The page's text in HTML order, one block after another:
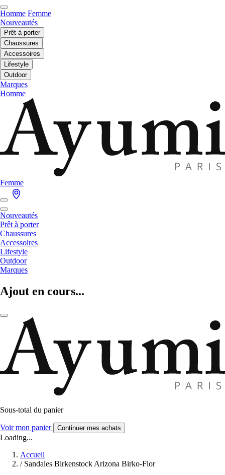
Homme Femme
Nouveautés
Prêt à porter
Chaussures
Accessoires
Lifestyle
Outdoor
Marques
Homme
Femme
Nouveautés
Prêt à porter
Chaussures
Accessoires
Lifestyle
Outdoor
Marques
Ajout en cours...
Sous-total du panier
Voir mon panier Continuer mes achats
Loading...
Accueil
/ Sandales Birkenstock Arizona Birko-Flor